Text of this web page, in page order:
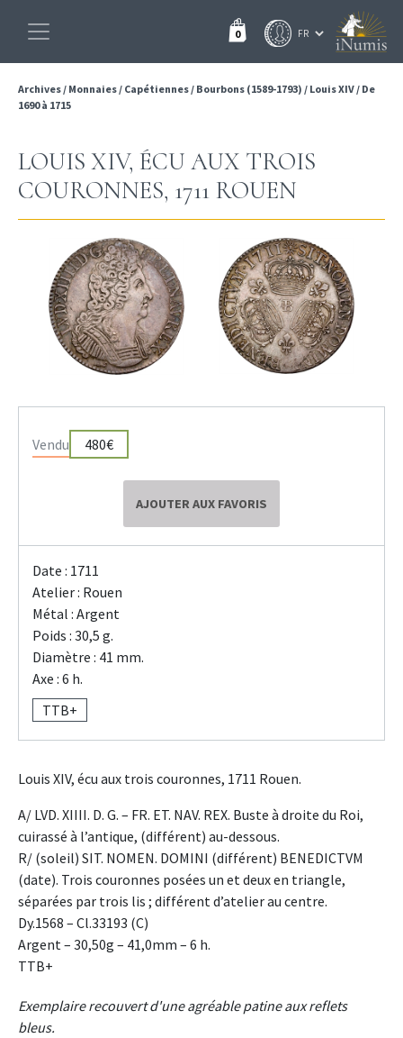
0
Archives/ Monnaies/ Capétiennes/ Bourbons (1589-1793) / Louis XIV/ De
1690 à 1715
LOUIS XIV, ÉCU AUX TROIS
COURONNES, 1711 ROUEN
Vendu 480€
AJOUTER AUX FAVORIS
Date : 1711
Atelier : Rouen
Métal : Argent
Poids : 30,5 g.
Diamètre : 41 mm.
Axe : 6 h.
TTB+
Louis XIV, écu aux trois couronnes, 1711 Rouen.
A/ LVD. XIIII. D. G. – FR. ET. NAV. REX. Buste à droite du Roi,
cuirassé à l’antique, (différent) au-dessous.
R/ (soleil) SIT. NOMEN. DOMINI (différent) BENEDICTVM
(date). Trois couronnes posées un et deux en triangle,
séparées par trois lis ; différent d’atelier au centre.
Dy.1568 – Cl.33193 (C)
Argent – 30,50g – 41,0mm – 6 h.
TTB+
Exemplaire recouvert d'une agréable patine aux reflets
bleus.